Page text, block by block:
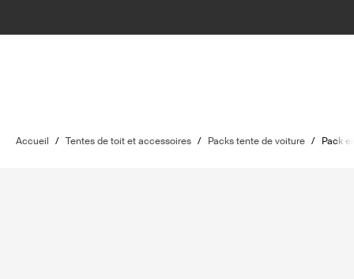
Accueil / Tentes de toit et accessoires / Packs tente de voiture / Pack